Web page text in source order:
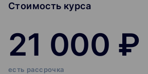
Стоимость курса
21 000 ₽
есть рассрочка